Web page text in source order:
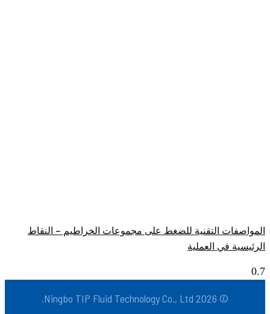
المواصفات التقنية للضغط على مجموعات الخراطيم – النقاط
الرئيسية في العملية
© 2026 Ningbo TIP Fluid Technology Co., Ltd.